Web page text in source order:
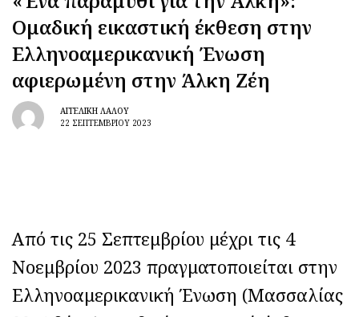
Ομαδική εικαστική έκθεση στην
Ελληνοαμερικανική Ένωση
αφιερωμένη στην Άλκη Ζέη
ΑΓΓΕΛΙΚΉ ΛΆΛΟΥ
22 ΣΕΠΤΕΜΒΡΊΟΥ 2023
Aπό τις 25 Σεπτεμβρίου μέχρι τις 4
Νοεμβρίου 2023 πραγματοποιείται στην
Ελληνοαμερικανική Ένωση (Μασσαλίας